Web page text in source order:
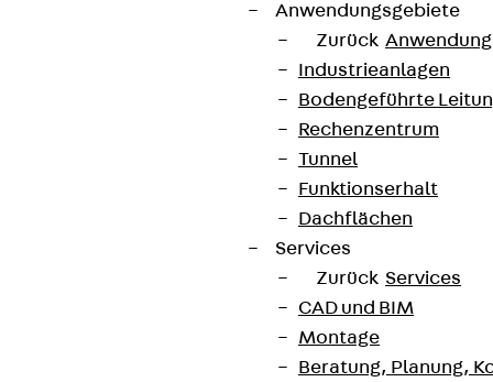
Anwendungsgebiete
Zurück
Industrieanlagen
Bodengeführte
Rechenzentrum
Tunnel
Funktionserhalt
Dachflächen
Services
Zurück Services
CAD und BIM
Montage
Beratung, Planung,